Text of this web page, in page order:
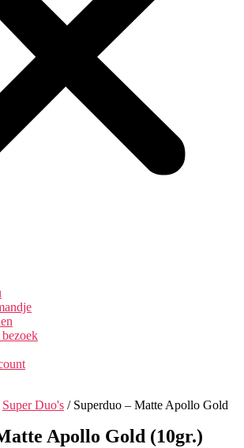
Super Duo's / Superduo – Matte Apollo Gold
Apollo Gold (10gr.)